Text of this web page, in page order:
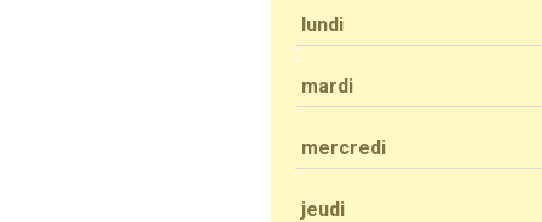
lundi
mardi
mercredi
jeudi